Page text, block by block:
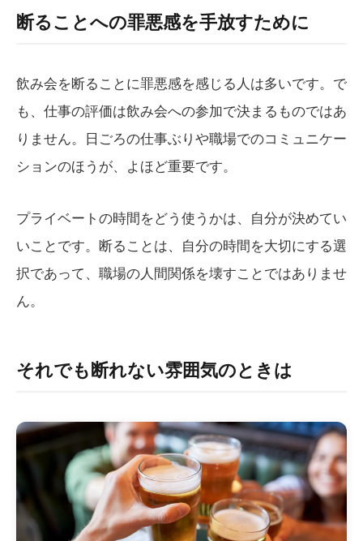
断ることへの罪悪感を手放すために
飲み会を断ることに罪悪感を感じる人は多いです。で
も、仕事の評価は飲み会への参加で決まるものではあ
りません。日ごろの仕事ぶりや職場でのコミュニケー
ションのほうが、よほど重要です。
プライベートの時間をどう使うかは、自分が決めてい
いことです。断ることは、自分の時間を大切にする選
択であって、職場の人間関係を壊すことではありませ
ん。
それでも断れない雰囲気のときは